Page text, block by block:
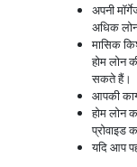
अपनी
अधिक
मासिक
होम लोन
सकते हैं।
आपकी
होम लोन
प्रोवाइड
यदि आप